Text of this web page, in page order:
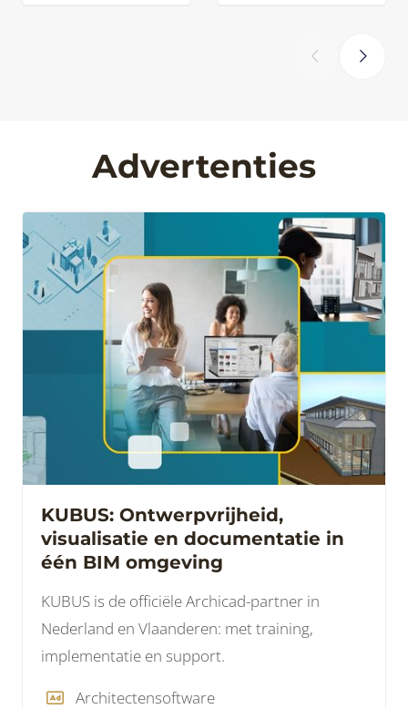
‹ ›
Advertenties
KUBUS: Ontwerpvrijheid,
visualisatie en documentatie in
één BIM omgeving
KUBUS is de officiële Archicad-partner in
Nederland en Vlaanderen: met training,
implementatie en support.
Architectensoftware